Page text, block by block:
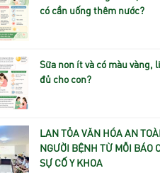
có cần uống thêm nước?
Sữa non ít và có màu vàng,
đủ cho con?
LAN TỎA VĂN HÓA AN
NGƯỜI BỆNH TỪ MỖI BÁO
SỰ CỐ Y KHOA